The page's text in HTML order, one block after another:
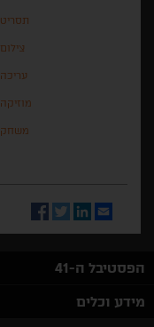
תסריט
צילום
עריכה
מוזיקה
משחק
Email
LinkedIn
Twitter
Facebook
הפסטיבל ה-41
מידע וכלים